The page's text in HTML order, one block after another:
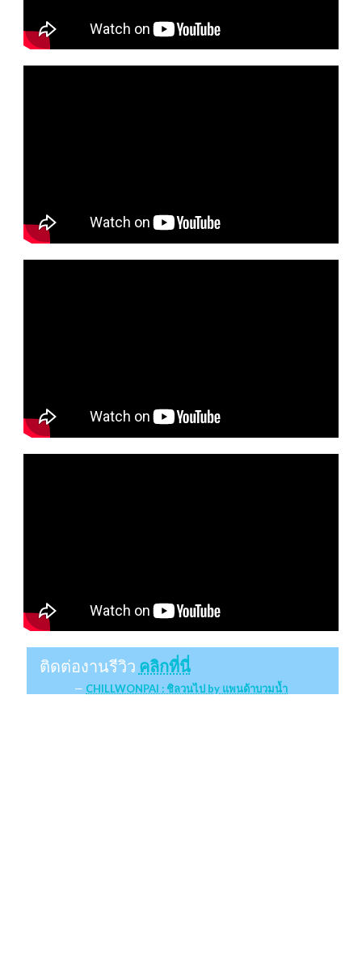
ติดต่องานรีวิว คลิกที่นี่
CHILLWONPAI : ชิลวนไป by แพนด้าบวมน้ำ